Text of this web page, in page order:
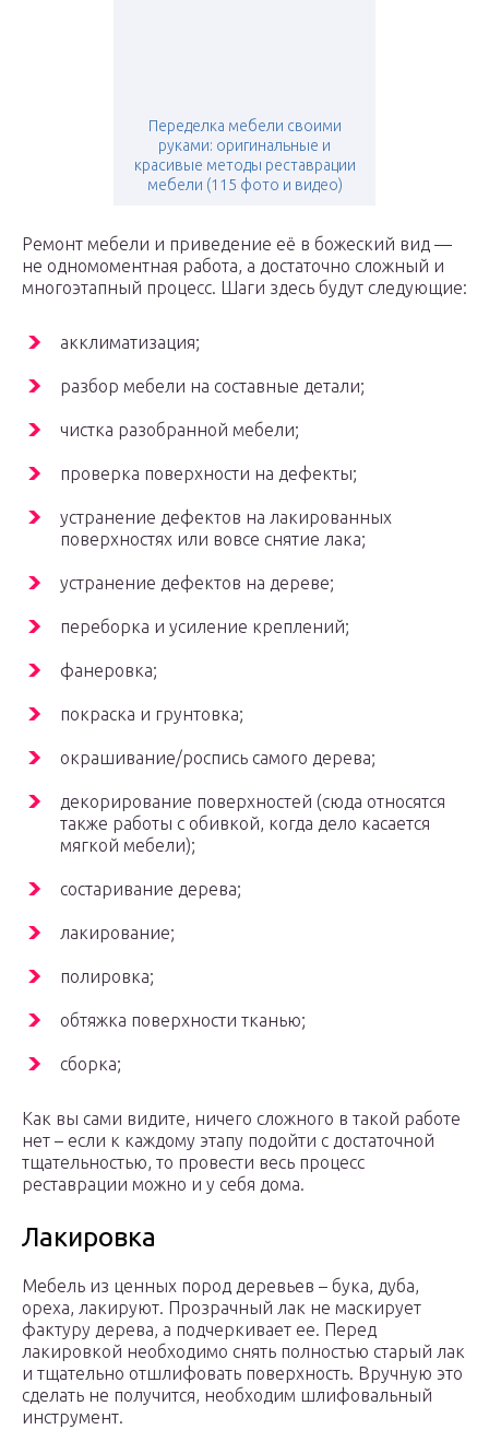
Переделка мебели своими
руками: оригинальные и
красивые методы реставрации
мебели (115 фото и видео)
Ремонт мебели и приведение её в божеский вид —
не одномоментная работа, а достаточно сложный и
многоэтапный процесс. Шаги здесь будут следующие:
акклиматизация;
разбор мебели на составные детали;
чистка разобранной мебели;
проверка поверхности на дефекты;
устранение дефектов на лакированных
поверхностях или вовсе снятие лака;
устранение дефектов на дереве;
переборка и усиление креплений;
фанеровка;
покраска и грунтовка;
окрашивание/роспись самого дерева;
декорирование поверхностей (сюда относятся
также работы с обивкой, когда дело касается
мягкой мебели);
состаривание дерева;
лакирование;
полировка;
обтяжка поверхности тканью;
сборка;
Как вы сами видите, ничего сложного в такой работе
нет – если к каждому этапу подойти с достаточной
тщательностью, то провести весь процесс
реставрации можно и у себя дома.
Лакировка
Мебель из ценных пород деревьев – бука, дуба,
ореха, лакируют. Прозрачный лак не маскирует
фактуру дерева, а подчеркивает ее. Перед
лакировкой необходимо снять полностью старый лак
и тщательно отшлифовать поверхность. Вручную это
сделать не получится, необходим шлифовальный
инструмент.